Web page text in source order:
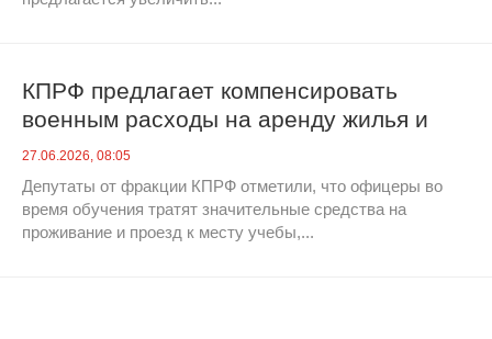
КПРФ предлагает компенсировать
военным расходы на аренду жилья и
проезд, если эти расходы связаны с
обучением в вузах
27.06.2026, 08:05
Депутаты от фракции КПРФ отметили, что офицеры во
время обучения тратят значительные средства на
проживание и проезд к месту учебы,...